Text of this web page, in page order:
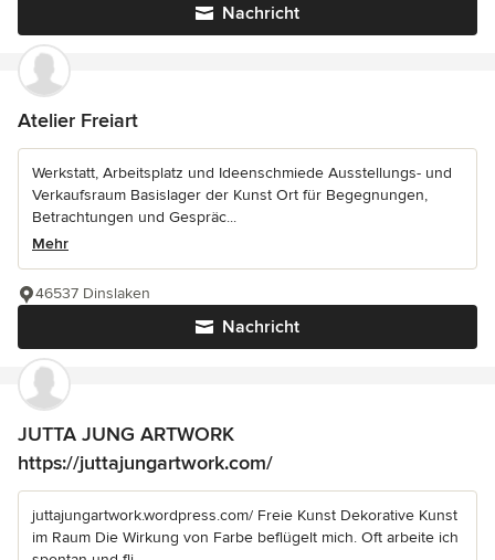
Nachricht
Atelier Freiart
Werkstatt, Arbeitsplatz und Ideenschmiede Ausstellungs- und
Verkaufsraum Basislager der Kunst Ort für Begegnungen,
Betrachtungen und Gespräc...
Mehr
Nachricht
46537 Dinslaken
JUTTA JUNG ARTWORK
https://juttajungartwork.com/
juttajungartwork.wordpress.com/ Freie Kunst Dekorative Kunst
im Raum Die Wirkung von Farbe beflügelt mich. Oft arbeite ich